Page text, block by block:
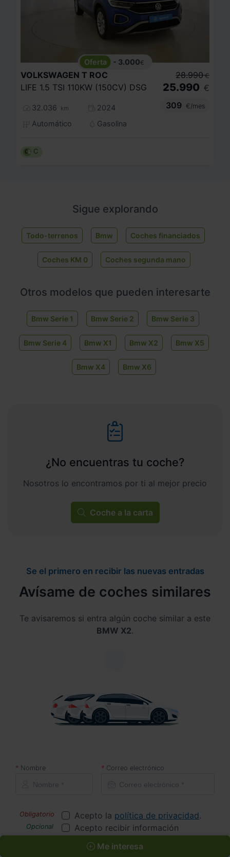
- 3.000€
VOLKSWAGEN T ROC
LIFE 1.5 TSI 110KW (150CV) DSG
32.036 km
2024
Automático
Gasolina
28.990 €
25.990 €
309
€/mes
C
Sigue explorando
Todo-terrenos Bmw Coches financiados
Coches KM 0 Coches segunda mano
Otros modelos que pueden interesarte
Bmw Serie 1 Bmw Serie 2 Bmw Serie 3
Bmw Serie 4 Bmw X1 Bmw X2 Bmw X5
Bmw X4 Bmw X6
¿No encuentras tu coche?
Nosotros lo encontramos por ti al mejor precio
Coche a la carta
Se el primero en recibir las nuevas entradas
Avísame de coches similares
Te avisaremos si entra algún coche similar a este
BMW X2.
Nombre Correo electrónico
Acepto la política de privacidad.
Acepto recibir información
comercial sobre ofertas y
promociones de Automóviles PROVOS
Me interesa